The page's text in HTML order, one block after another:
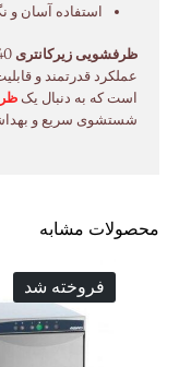
استفاده آسان و
ظرفشویی زیرکانتری
عملکرد قدرتمند و
است که به دنبال یک
شستشوی سریع و
محصولات مشابه
فروخته شد